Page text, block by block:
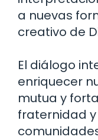
a nuevas
creativo de
El diálogo
enriquecer
mutua y
fraternidad